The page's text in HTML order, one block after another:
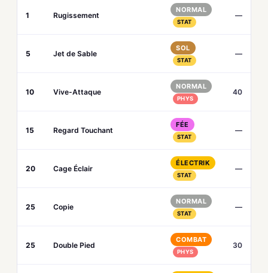
1 Rugissement
NORMAL
STAT
—
5 Jet de Sable
SOL
STAT
—
10 Vive-Attaque
NORMAL
PHYS
40
15 Regard Touchant
FÉE
STAT
—
20 Cage Éclair
ÉLECTRIK
STAT
—
25 Copie
NORMAL
STAT
—
25 Double Pied
COMBAT
PHYS
30